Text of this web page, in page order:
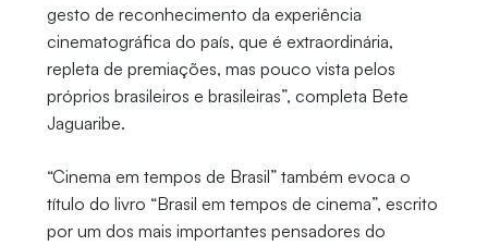
gesto de reconhecimento da experiência
cinematográfica do país, que é extraordinária,
repleta de premiações, mas pouco vista pelos
próprios brasileiros e brasileiras”, completa Bete
Jaguaribe.
“Cinema em tempos de Brasil” também evoca o
título do livro “Brasil em tempos de cinema”, escrito
por um dos mais importantes pensadores do